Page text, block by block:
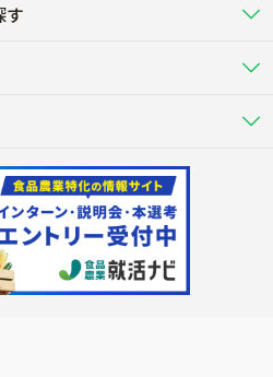
その他畜産
その他動物の畜産業（羊、ウズラな
ど）
ビニールハウスで多様な野菜の生産
植物工場
環境制御された工場で野菜の生産管
理
流通･商社
農産物・農産品の物流・卸し・輸出
入
福祉
漁業･養殖
魚介類の採捕・養殖、または水産加
工場
WEB･IT
AT免許OK
管理者･幹部採用
す
年間休日100日以上
独立支援可能